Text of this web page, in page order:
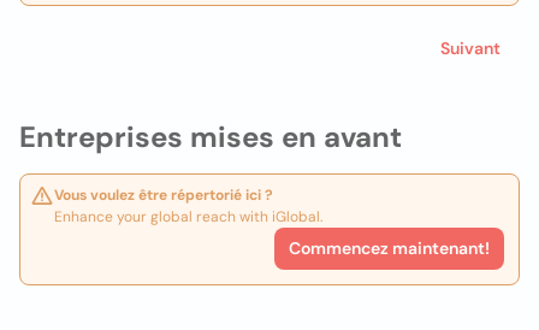
Entreprises mises en avant
Vous voulez être répertorié ici ?
Enhance your global reach with iGlobal.
Commencez maintenant!
Suivant